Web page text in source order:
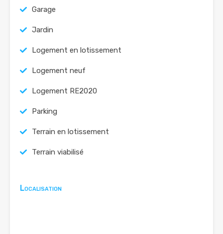
Garage
Jardin
Logement en lotissement
Logement neuf
Logement RE2020
Parking
Terrain en lotissement
Terrain viabilisé
Localisation